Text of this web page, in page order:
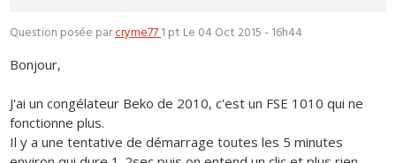
Question posée parcryme771 pt Le 04 Oct 2015 - 16h44
Bonjour,
J'ai un congélateur Beko de 2010, c'est un FSE 1010 qui ne
fonctionne plus.
Il y a une tentative de démarrage toutes les 5 minutes